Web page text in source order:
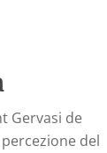
Gervasi de
del